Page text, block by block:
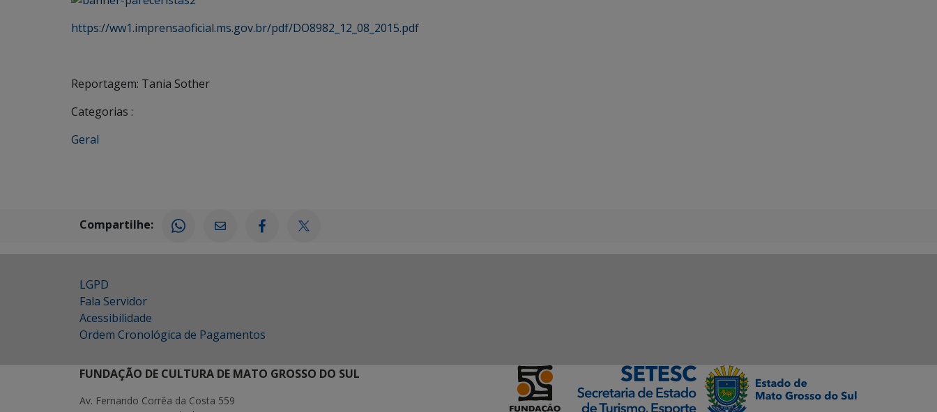
https://ww1.imprensaoficial.ms.gov.br/pdf/DO8982_12_08_2015.pdf
Reportagem: Tania Sother
Categorias :
Geral
Compartilhe:
LGPD
Fala Servidor
Acessibilidade
Ordem Cronológica de Pagamentos
FUNDAÇÃO DE CULTURA DE MATO GROSSO DO SUL
Av. Fernando Corrêa da Costa 559